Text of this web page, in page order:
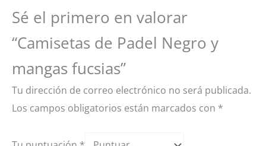
Sé el primero en valorar
“Camisetas de Padel Negro y
mangas fucsias”
Tu dirección de correo electrónico no será publicada.
Los campos obligatorios están marcados con *